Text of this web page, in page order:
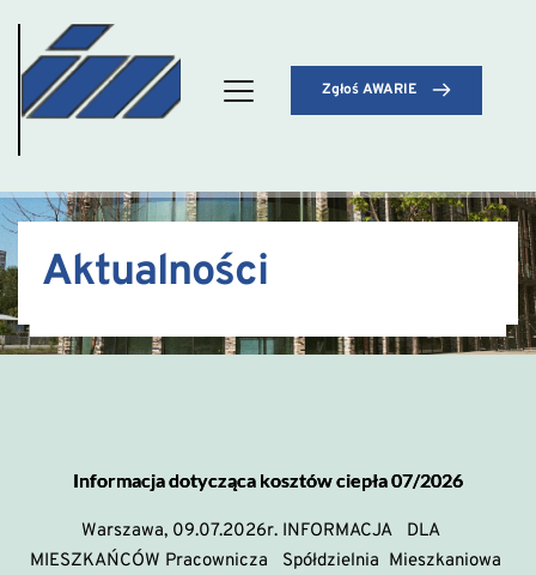
Zgłoś AWARIE
Aktualności
Informacja dotycząca kosztów ciepła 07/2026
Warszawa, 09.07.2026r. INFORMACJA DLA
MIESZKAŃCÓW Pracownicza Spółdzielnia Mieszkaniowa